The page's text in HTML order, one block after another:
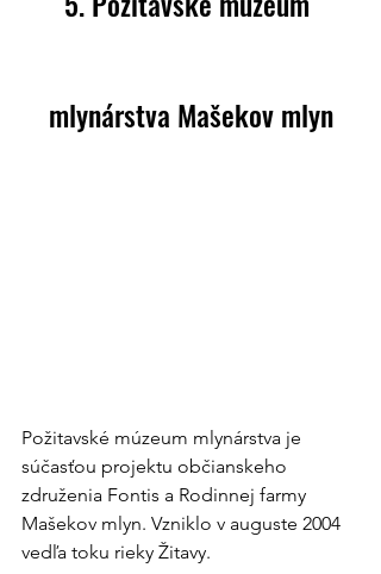
mlynárstva Mašekov mlyn
Požitavské múzeum mlynárstva je
súčasťou projektu občianskeho
združenia Fontis a Rodinnej farmy
Mašekov mlyn. Vzniklo v auguste 2004
vedľa toku rieky Žitavy.